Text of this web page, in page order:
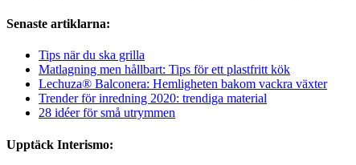
Senaste artiklarna:
Tips när du ska grilla
Matlagning men hållbart: Tips för ett plastfritt kök
Lechuza® Balconera: Hemligheten bakom vackra växter
Trender för inredning 2020: trendiga material
28 idéer för små utrymmen
Upptäck Interismo: